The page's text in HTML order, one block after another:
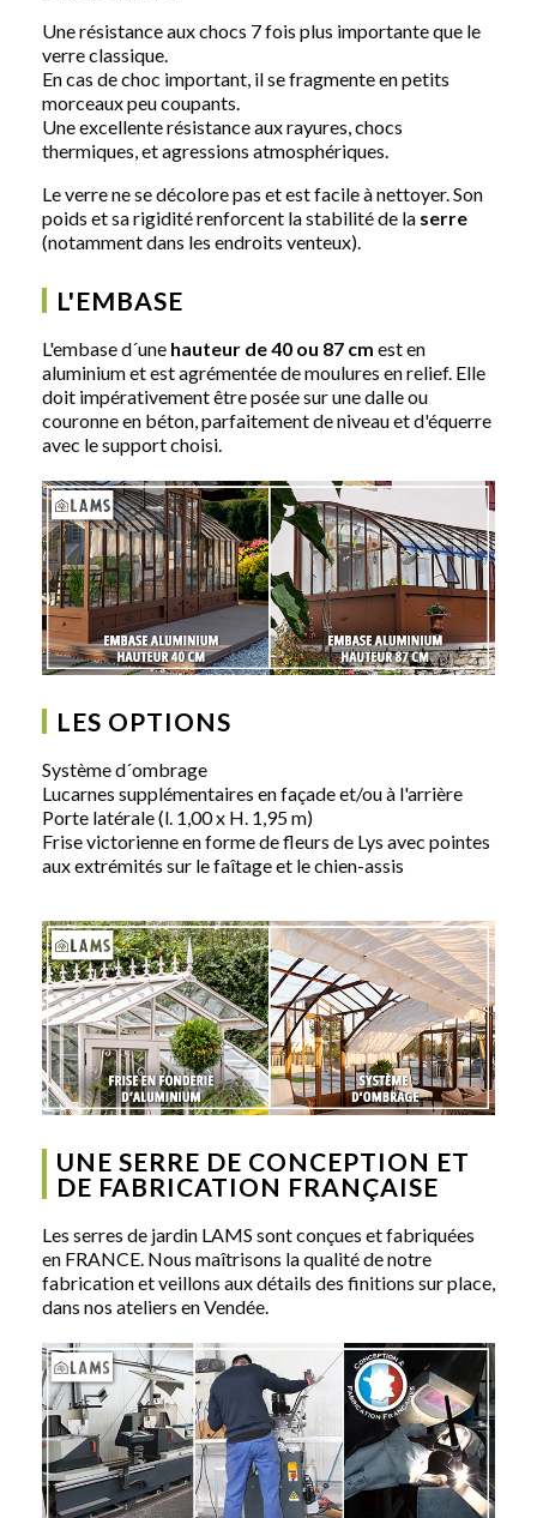
Une résistance aux chocs 7 fois plus importante que le
verre classique.
En cas de choc important, il se fragmente en petits
morceaux peu coupants.
Une excellente résistance aux rayures, chocs
thermiques, et agressions atmosphériques.
Le verre ne se décolore pas et est facile à nettoyer. Son
poids et sa rigidité renforcent la stabilité de la serre
(notamment dans les endroits venteux).
L'EMBASE
L'embase d´une hauteur de 40 ou 87 cm est en
aluminium et est agrémentée de moulures en relief. Elle
doit impérativement être posée sur une dalle ou
couronne en béton, parfaitement de niveau et d'équerre
avec le support choisi.
LES OPTIONS
Système d´ombrage
Lucarnes supplémentaires en façade et/ou à l'arrière
Porte latérale (l. 1,00 x H. 1,95 m)
Frise victorienne en forme de fleurs de Lys avec pointes
aux extrémités sur le faîtage et le chien-assis
UNE SERRE DE CONCEPTION ET
DE FABRICATION FRANÇAISE
Les serres de jardin LAMS sont conçues et fabriquées
en FRANCE. Nous maîtrisons la qualité de notre
fabrication et veillons aux détails des finitions sur place,
dans nos ateliers en Vendée.